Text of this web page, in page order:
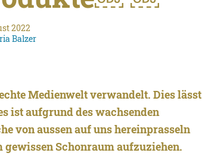
2022
Balzer
Medienwelt verwandelt. Dies lässt
ist aufgrund des wachsenden
von aussen auf uns hereinprasseln
Schonraum aufzuziehen.